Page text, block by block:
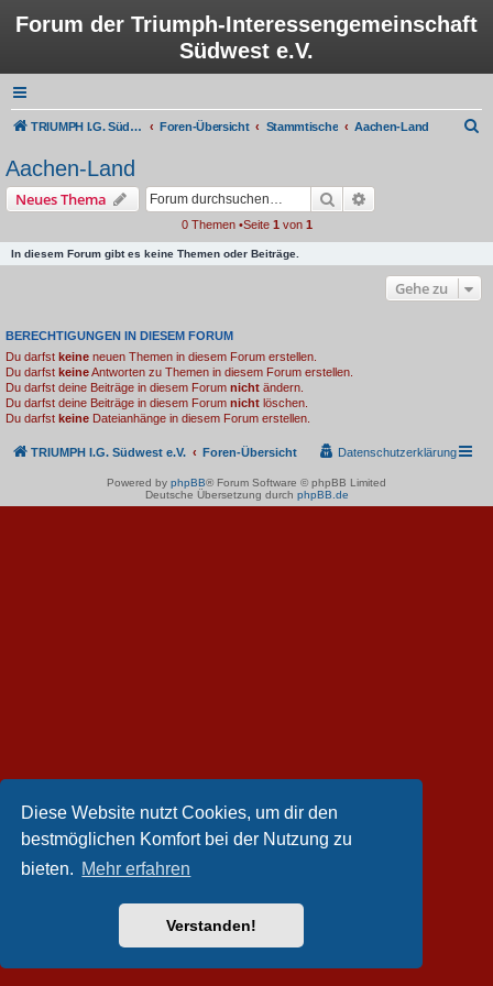
Diese Website nutzt Cookies, um dir den
bestmöglichen Komfort bei der Nutzung zu
bieten. Mehr erfahren
Verstanden!
Forum der Triumph-Interessengemeinschaft
Südwest e.V.
TRIUMPH I.G. Südwest e.V. Foren-Übersicht Stammtische Aachen-Land
Aachen-Land
Neues Thema Suche
0 Themen •Seite 1 von 1
In diesem Forum gibt es keine Themen oder Beiträge.
Gehe zu
BERECHTIGUNGEN IN DIESEM FORUM
Du darfst keine neuen Themen in diesem Forum erstellen.
Du darfst keineAntworten zu Themen in diesem Forum erstellen.
Du darfst deine Beiträge in diesem Forum nicht ändern.
Du darfst deine Beiträge in diesem Forum nicht löschen.
Du darfst keine Dateianhänge in diesem Forum erstellen.
TRIUMPH I.G. Südwest e.V. Foren-Übersicht Datenschutzerklärung
Powered by phpBB® Forum Software © phpBB Limited
Deutsche Übersetzung durch phpBB.de